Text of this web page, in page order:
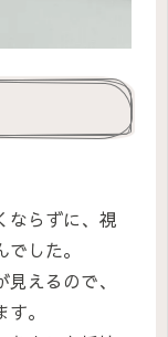
ならずに、視
した。
えるので、
。